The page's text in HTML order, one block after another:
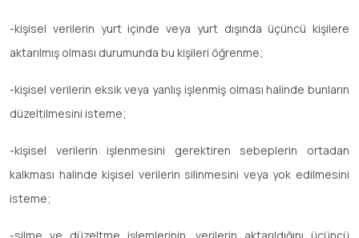
-kişisel verilerin yurt içinde veya yurt dışında üçüncü kişilere
aktarılmış olması durumunda bu kişileri öğrenme;
-kişisel verilerin eksik veya yanlış işlenmiş olması halinde bunların
düzeltilmesini isteme;
-kişisel verilerin işlenmesini gerektiren sebeplerin ortadan
kalkması halinde kişisel verilerin silinmesini veya yok edilmesini
isteme;